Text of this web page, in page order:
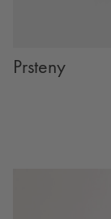
Prsteny